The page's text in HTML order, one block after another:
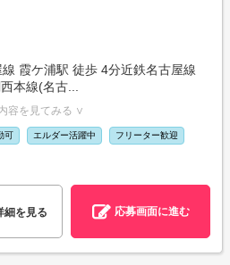
霞ケ浦駅 徒歩 4分近鉄名古屋線
本線(名古...
容を見てみる ∨
可 エルダー活躍中 フリーター歓迎
細を見る 応募画面に進む